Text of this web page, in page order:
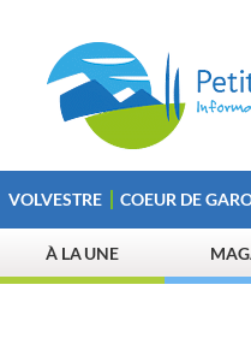
VOLVESTRE COEUR DE
À LA UNE